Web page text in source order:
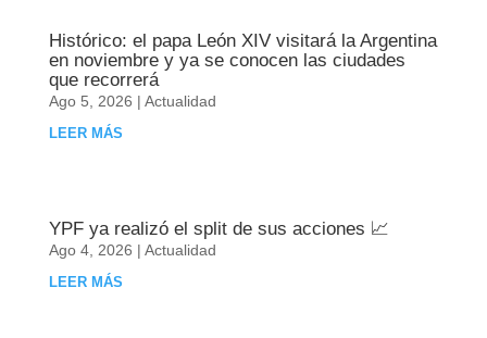
Histórico: el papa León XIV visitará la Argentina
en noviembre y ya se conocen las ciudades
que recorrerá
Ago 5, 2026 | Actualidad
LEER MÁS
YPF ya realizó el split de sus acciones 📈
Ago 4, 2026 | Actualidad
LEER MÁS